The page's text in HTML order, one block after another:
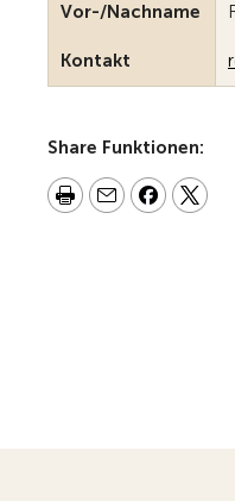
Vor-/Nachname
Kontakt r
Share Funktionen: